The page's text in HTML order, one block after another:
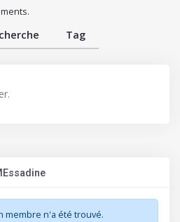
Tag
membre n'a été trouvé.